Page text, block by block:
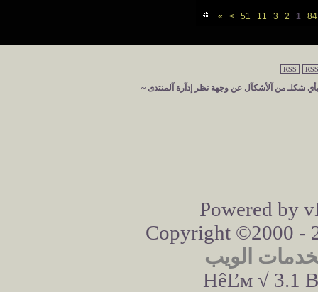
1
2
3
11
51
>
»
RSS
شكلـ من آلأشكآل عن وجهة نظر إدآرة آلمنتدى ~
Powered by
Copyright ©2000 -
الويب
HêĽм √ 3.1